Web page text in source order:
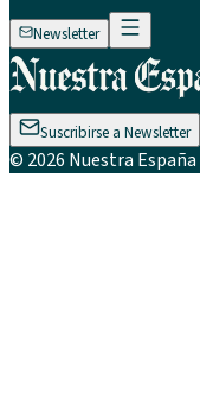
Newsletter
Suscribirse a Newsletter
© 2026 Nuestra España